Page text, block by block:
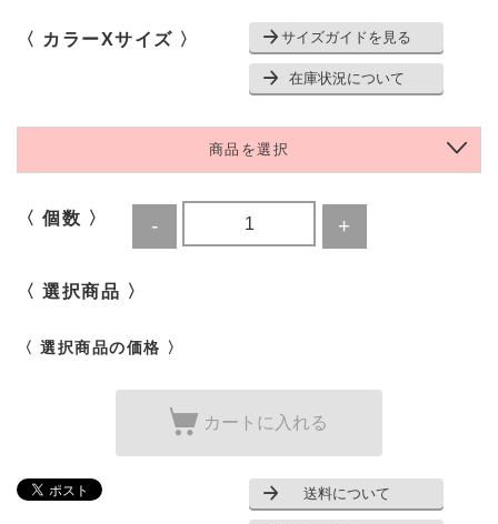
〈 カラーXサイズ 〉 サイズガイドを見る
在庫状況について
商品を選択
〈 個数 〉
〈 選択商品 〉
〈 選択商品の価格 〉
カートに入れる
送料について